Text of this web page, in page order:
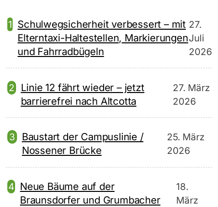
Schulwegsicherheit verbessert – mit
Elterntaxi-Haltestellen, Markierungen
und Fahrradbügeln
27.
Juli
2026
Linie 12 fährt wieder – jetzt
barrierefrei nach Altcotta
27. März
2026
Baustart der Campuslinie /
Nossener Brücke
25. März
2026
Neue Bäume auf der
Braunsdorfer und Grumbacher
18.
März